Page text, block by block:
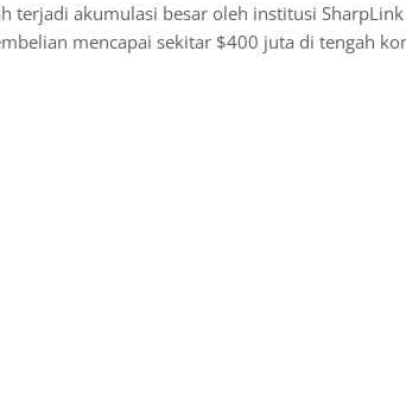
terjadi akumulasi besar oleh institusi
mencapai sekitar $400 juta di tengah